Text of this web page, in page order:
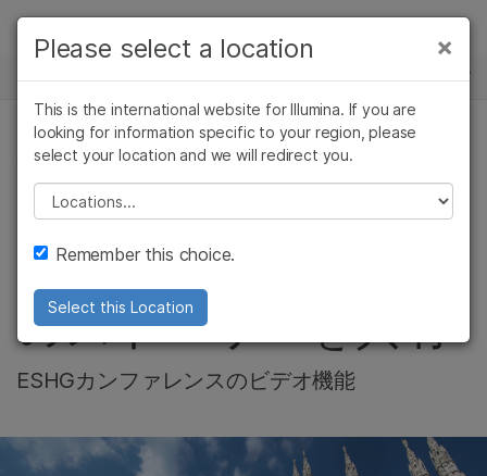
Skip to content
ソリューション
ラーニング
企業情報
サポート
お気に入りの分野を選択
ニュースセンター
がん研究, 複雑な疾患関連ゲノミクス
Video: ヨーロッパの
お客様がゲノミクス
のストーリーを共有
ESHGカンファレンスのビデオ機能
×
Please select a location
This is the international website for Illumina. If you are
looking for information specific to your region, please
select your location and we will redirect you.
Please select a location
Remember this choice.
Select this Location
×
がん研究
微生物研究
農学研究
複雑な疾患
臨床オンコロジー
生殖医学
患研究